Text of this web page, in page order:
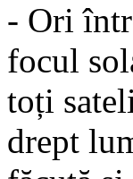
- Ori
focul
toți
drept